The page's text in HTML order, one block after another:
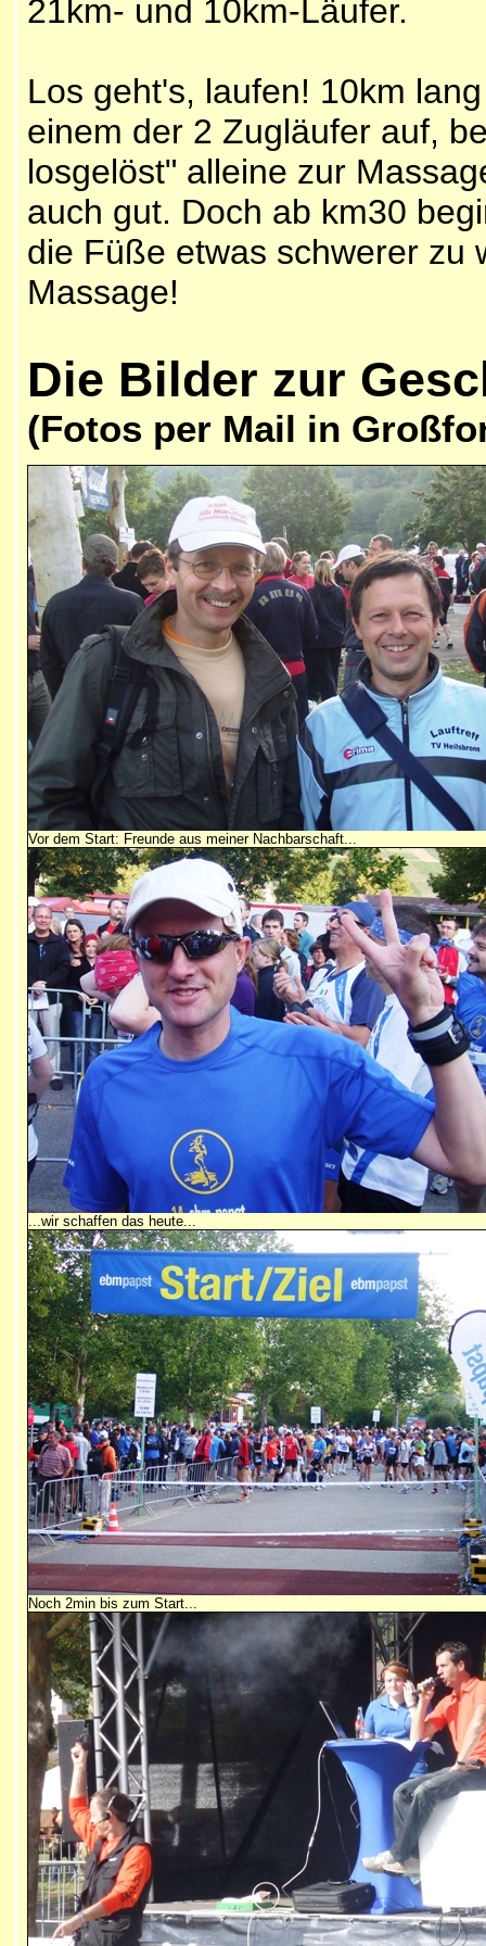
21km- und 10km-Läufer.
Los geht's, laufen! 10km
einem der 2 Zugläufer auf,
losgelöst" alleine zur
auch gut. Doch ab km30
die Füße etwas schwerer zu
Massage!
Die Bilder zur
(Fotos per Mail in
Vor dem Start: Freunde aus meiner Nachbarschaft...
...wir schaffen das heute...
Noch 2min bis zum Start...